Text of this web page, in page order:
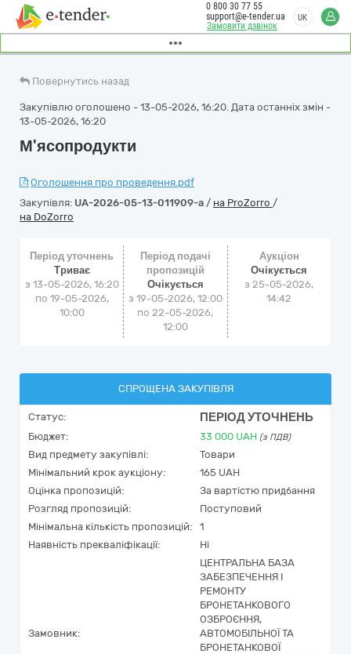
Замовити дзвінок
0 800 30 77 55
support@e-tender.ua
UK
Повернутись назад
Закупівлю оголошено - 13-05-2026, 16:20. Дата останніх змін -
13-05-2026, 16:20
М'ясопродукти
Оголошення про проведення.pdf
Закупівля: UA-2026-05-13-011909-a / на ProZorro /
на DoZorro
Період уточнень
Триває
з 13-05-2026, 16:20
по 19-05-2026,
10:00
Період подачі
пропозицій
Очікується
з 19-05-2026, 12:00
по 22-05-2026,
12:00
Аукціон
Очікується
з25-05-2026,
14:42
СПРОЩЕНА ЗАКУПІВЛЯ
Статус: ПЕРІОД УТОЧНЕНЬ
Бюджет: 33 000 UAH (з ПДВ)
Вид предмету закупівлі:
Товари
Мінімальний крок аукціону:
165 UAH
Оцінка пропозицій:
За вартістю придбання
Розгляд пропозицій:
Поступовий
Мінімальна кількість пропозицій:
1
Наявність прекваліфікації:
Ні
Замовник:
ЦЕНТРАЛЬНА БАЗА
ЗАБЕЗПЕЧЕННЯ І
РЕМОНТУ
БРОНЕТАНКОВОГО
ОЗБРОЄННЯ,
АВТОМОБІЛЬНОЇ ТА
БРОНЕТАНКОВОЇ